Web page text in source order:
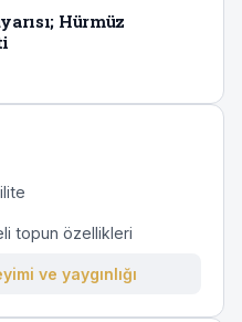
Hürmüz
topun özellikleri
ve yaygınlığı